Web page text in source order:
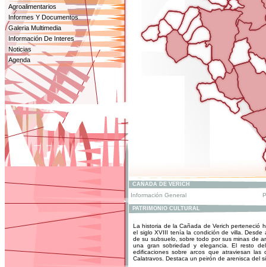
Agroalimentarios
Informes Y Documentos
Galeria Multimedia
Información De Interes
Noticias
Agenda
CAÑADA DE VERICH
Información General
PATRIMONIO CULTURAL
La historia de la Cañada de Verich perteneció
el siglo XVIII tenía la condición de villa.
de su subsuelo, sobre todo por sus minas de
una gran sobriedad y elegancia. El resto
edificaciones sobre arcos que atraviesan
Calatravos. Destaca un peirón de arenisca del